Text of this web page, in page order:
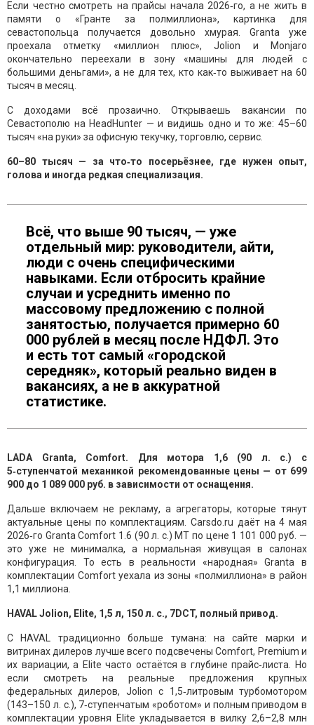
Если честно смотреть на прайсы начала 2026‑го, а не жить в
памяти о «Гранте за полмиллиона», картинка для
севастопольца получается довольно хмурая. Granta уже
проехала отметку «миллион плюс», Jolion и Monjaro
окончательно переехали в зону «машины для людей с
большими деньгами», а не для тех, кто как‑то выживает на 60
тысяч в месяц.
С доходами всё прозаично. Открываешь вакансии по
Севастополю на HeadHunter — и видишь одно и то же: 45–60
тысяч «на руки» за офисную текучку, торговлю, сервис.
60–80 тысяч — за что‑то посерьёзнее, где нужен опыт,
голова и иногда редкая специализация.
Всё, что выше 90 тысяч, — уже
отдельный мир: руководители, айти,
люди с очень специфическими
навыками. Если отбросить крайние
случаи и усреднить именно по
массовому предложению с полной
занятостью, получается примерно 60
000 рублей в месяц после НДФЛ. Это
и есть тот самый «городской
середняк», который реально виден в
вакансиях, а не в аккуратной
статистике.
LADA Granta, Comfort. Для мотора 1,6 (90 л. с.) с
5‑ступенчатой механикой рекомендованные цены — от 699
900 до 1 089 000 руб. в зависимости от оснащения.
Дальше включаем не рекламу, а агрегаторы, которые тянут
актуальные цены по комплектациям. Carsdo.ru даёт на 4 мая
2026‑го Granta Comfort 1.6 (90 л. с.) MT по цене 1 101 000 руб. —
это уже не минималка, а нормальная живущая в салонах
конфигурация. То есть в реальности «народная» Granta в
комплектации Comfort уехала из зоны «полмиллиона» в район
1,1 миллиона.
HAVAL Jolion, Elite, 1,5 л, 150 л. с., 7DCT, полный привод.
С HAVAL традиционно больше тумана: на сайте марки и
витринах дилеров лучше всего подсвечены Comfort, Premium и
их вариации, а Elite часто остаётся в глубине прайс‑листа. Но
если смотреть на реальные предложения крупных
федеральных дилеров, Jolion с 1,5‑литровым турбомотором
(143–150 л. с.), 7‑ступенчатым «роботом» и полным приводом в
комплектации уровня Elite укладывается в вилку 2,6–2,8 млн